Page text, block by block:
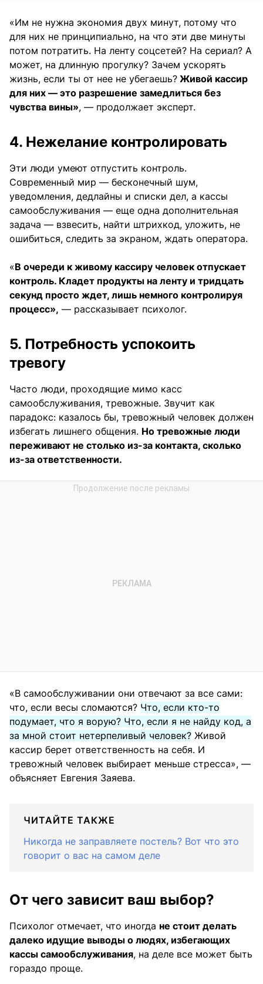
«Им не нужна экономия двух минут, потому что
для них не принципиально, на что эти две минуты
потом потратить. На ленту соцсетей? На сериал? А
может, на длинную прогулку? Зачем ускорять
жизнь, если ты от нее не убегаешь? Живой кассир
для них — это разрешение замедлиться без
чувства вины», — продолжает эксперт.
4. Нежелание контролировать
Эти люди умеют отпустить контроль.
Современный мир — бесконечный шум,
уведомления, дедлайны и списки дел, а кассы
самообслуживания — еще одна дополнительная
задача — взвесить, найти штрихкод, уложить, не
ошибиться, следить за экраном, ждать оператора.
«В очереди к живому кассиру человек отпускает
контроль. Кладет продукты на ленту и тридцать
секунд просто ждет, лишь немного контролируя
процесс», — рассказывает психолог.
5. Потребность успокоить
тревогу
Часто люди, проходящие мимо касс
самообслуживания, тревожные. Звучит как
парадокс: казалось бы, тревожный человек должен
избегать лишнего общения. Но тревожные люди
переживают не столько из-за контакта, сколько
из-за ответственности.
«В самообслуживании они отвечают за все сами:
что, если весы сломаются? Что, если кто-то
подумает, что я ворую? Что, если я не найду код, а
за мной стоит нетерпеливый человек? Живой
кассир берет ответственность на себя. И
тревожный человек выбирает меньше стресса», —
объясняет Евгения Заяева.
ЧИТАЙТЕ ТАКЖЕ
Никогда не заправляете постель? Вот что это
говорит о вас на самом деле
От чего зависит ваш выбор?
Психолог отмечает, что иногда не стоит делать
далеко идущие выводы о людях, избегающих
кассы самообслуживания, на деле все может быть
гораздо проще.